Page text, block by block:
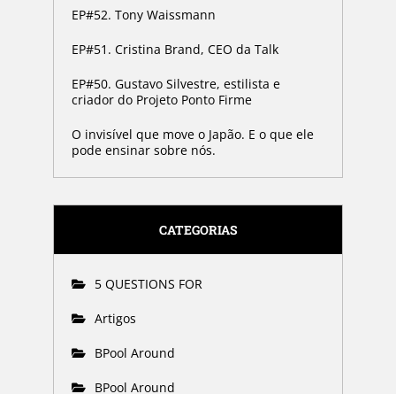
EP#52. Tony Waissmann
EP#51. Cristina Brand, CEO da Talk
EP#50. Gustavo Silvestre, estilista e
criador do Projeto Ponto Firme
O invisível que move o Japão. E o que ele
pode ensinar sobre nós.
CATEGORIAS
5 QUESTIONS FOR
Artigos
BPool Around
BPool Around